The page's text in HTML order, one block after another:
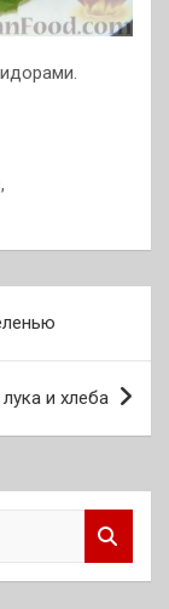
,
и хлеба